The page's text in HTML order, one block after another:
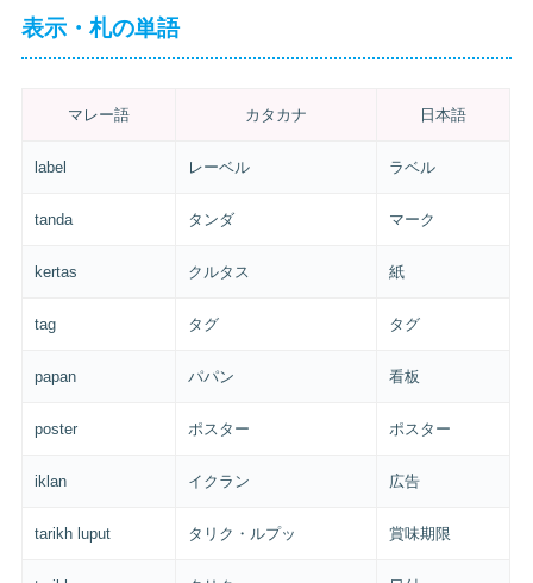
表示・札の単語
マレー語 カタカナ 日本語
label レーベル ラベル
tanda タンダ マーク
kertas クルタス 紙
tag タグ タグ
papan パパン 看板
poster ポスター ポスター
iklan イクラン 広告
tarikh luput タリク・ルプッ 賞味期限